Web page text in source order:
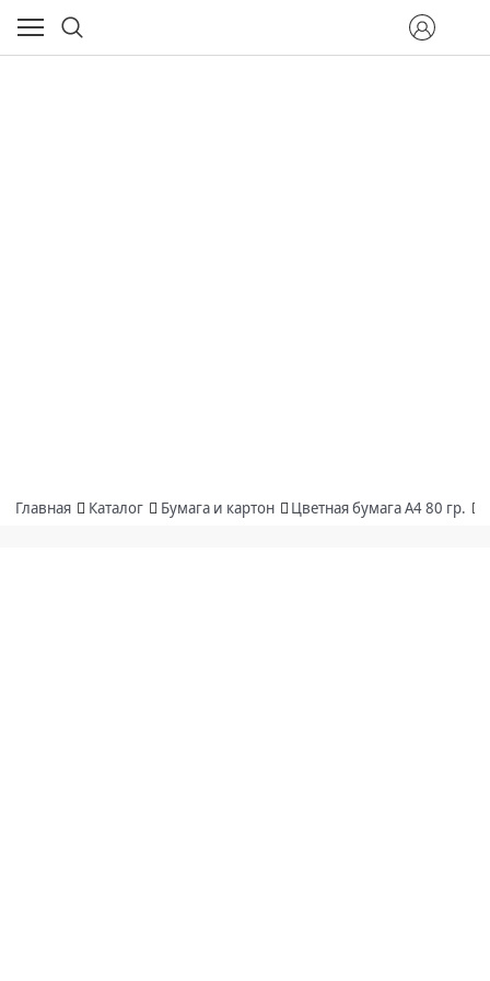
Главная Каталог Бумага и картон Цветная бумага А4 80 гр.